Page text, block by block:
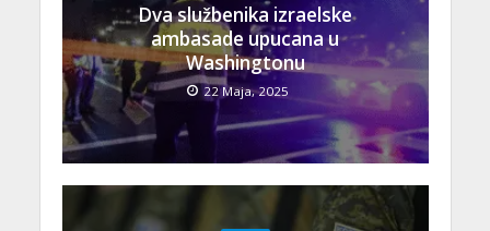
Dva službenika izraelske
ambasade upucana u
Washingtonu
22 Maja, 2025